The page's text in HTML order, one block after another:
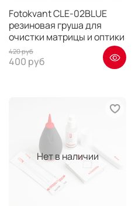
Fotokvant CLE-02BLUE
резиновая груша для
очистки матрицы и оптики
420 руб
400 руб
Нет в наличии